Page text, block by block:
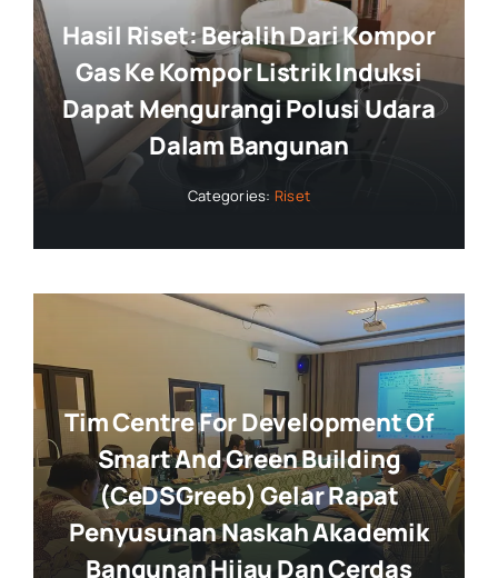
Hasil Riset: Beralih Dari Kompor
Gas Ke Kompor Listrik Induksi
Dapat Mengurangi Polusi Udara
Dalam Bangunan
Categories: Riset
Tim Centre For Development Of
Smart And Green Building
(CeDSGreeb) Gelar Rapat
Penyusunan Naskah Akademik
Bangunan Hijau Dan Cerdas